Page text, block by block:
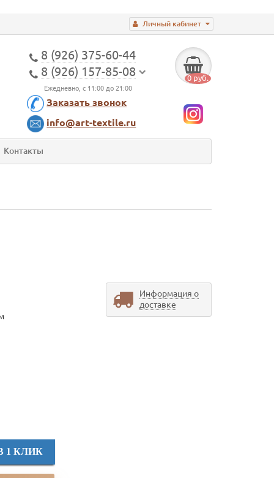
Личный кабинет
8 (926) 375-60-44
8 (926) 157-85-08
Ежедневно, с 11:00 до 21:00
Заказать звонок
info@art-textile.ru
0 руб.
Контакты
1 КЛИК
Информация о
доставке